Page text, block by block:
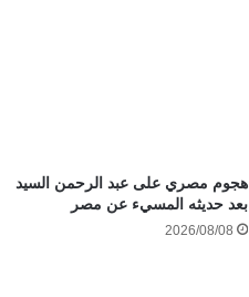
هجوم مصري على عبد الرحمن السيد
بعد حديثه المسيء عن مصر
2026/08/08